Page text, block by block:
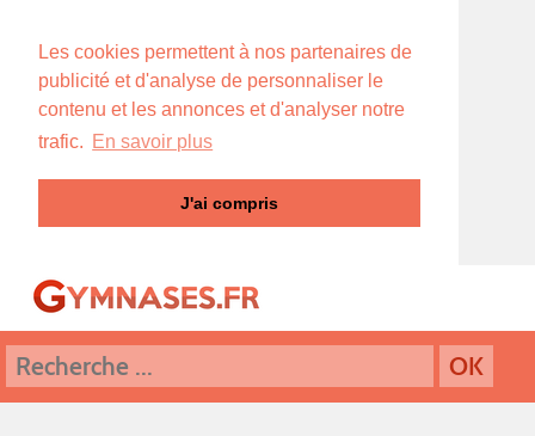
Les cookies permettent à nos partenaires de
publicité et d'analyse de personnaliser le
contenu et les annonces et d'analyser notre
trafic. En savoir plus
J'ai compris